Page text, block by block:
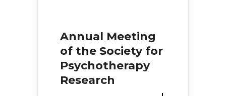
Annual Meeting
of the Society for
Psychotherapy
Research